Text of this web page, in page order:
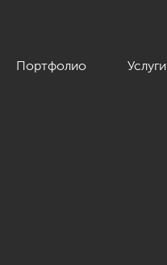
Портфолио Услуги